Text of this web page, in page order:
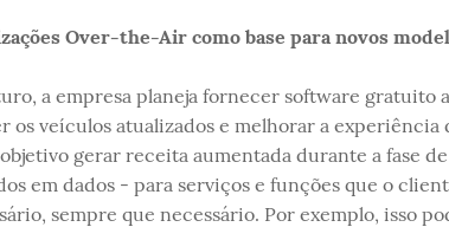
Over-the-Air como base para novos
a empresa planeja fornecer software gratuito
os veículos atualizados e melhorar a
gerar receita aumentada durante a fase
em dados - para serviços e funções que o
sempre que necessário. Por exemplo, isso